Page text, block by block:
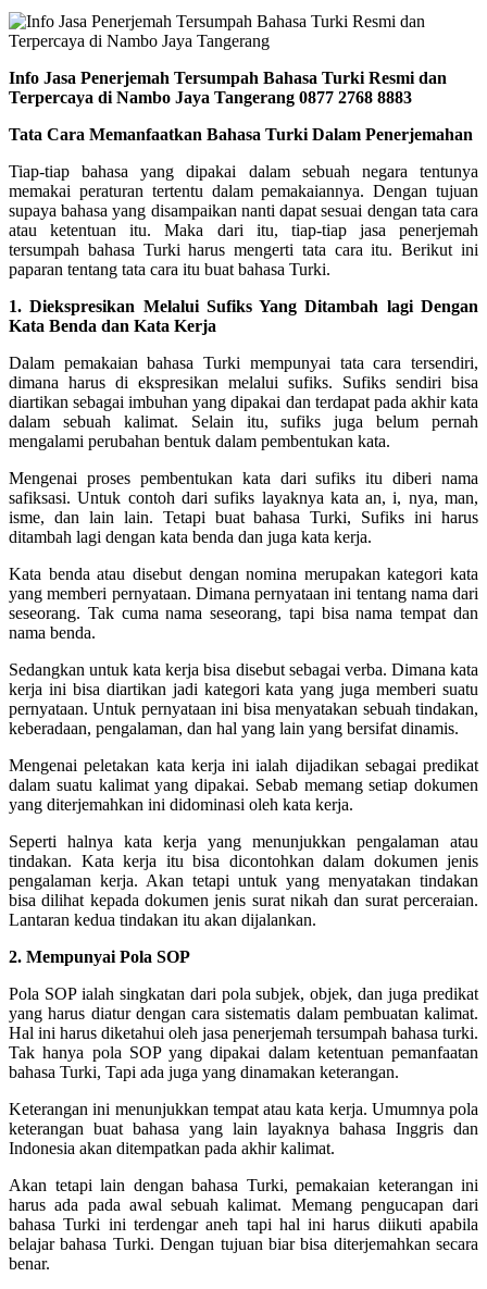
Info Jasa Penerjemah Tersumpah Bahasa Turki Resmi dan
Terpercaya di Nambo Jaya Tangerang 0877 2768 8883
Tata Cara Memanfaatkan Bahasa Turki Dalam Penerjemahan
Tiap-tiap bahasa yang dipakai dalam sebuah negara tentunya
memakai peraturan tertentu dalam pemakaiannya. Dengan tujuan
supaya bahasa yang disampaikan nanti dapat sesuai dengan tata cara
atau ketentuan itu. Maka dari itu, tiap-tiap jasa penerjemah
tersumpah bahasa Turki harus mengerti tata cara itu. Berikut ini
paparan tentang tata cara itu buat bahasa Turki.
1. Diekspresikan Melalui Sufiks Yang Ditambah lagi Dengan
Kata Benda dan Kata Kerja
Dalam pemakaian bahasa Turki mempunyai tata cara tersendiri,
dimana harus di ekspresikan melalui sufiks. Sufiks sendiri bisa
diartikan sebagai imbuhan yang dipakai dan terdapat pada akhir kata
dalam sebuah kalimat. Selain itu, sufiks juga belum pernah
mengalami perubahan bentuk dalam pembentukan kata.
Mengenai proses pembentukan kata dari sufiks itu diberi nama
safiksasi. Untuk contoh dari sufiks layaknya kata an, i, nya, man,
isme, dan lain lain. Tetapi buat bahasa Turki, Sufiks ini harus
ditambah lagi dengan kata benda dan juga kata kerja.
Kata benda atau disebut dengan nomina merupakan kategori kata
yang memberi pernyataan. Dimana pernyataan ini tentang nama dari
seseorang. Tak cuma nama seseorang, tapi bisa nama tempat dan
nama benda.
Sedangkan untuk kata kerja bisa disebut sebagai verba. Dimana kata
kerja ini bisa diartikan jadi kategori kata yang juga memberi suatu
pernyataan. Untuk pernyataan ini bisa menyatakan sebuah tindakan,
keberadaan, pengalaman, dan hal yang lain yang bersifat dinamis.
Mengenai peletakan kata kerja ini ialah dijadikan sebagai predikat
dalam suatu kalimat yang dipakai. Sebab memang setiap dokumen
yang diterjemahkan ini didominasi oleh kata kerja.
Seperti halnya kata kerja yang menunjukkan pengalaman atau
tindakan. Kata kerja itu bisa dicontohkan dalam dokumen jenis
pengalaman kerja. Akan tetapi untuk yang menyatakan tindakan
bisa dilihat kepada dokumen jenis surat nikah dan surat perceraian.
Lantaran kedua tindakan itu akan dijalankan.
2. Mempunyai Pola SOP
Pola SOP ialah singkatan dari pola subjek, objek, dan juga predikat
yang harus diatur dengan cara sistematis dalam pembuatan kalimat.
Hal ini harus diketahui oleh jasa penerjemah tersumpah bahasa turki.
Tak hanya pola SOP yang dipakai dalam ketentuan pemanfaatan
bahasa Turki, Tapi ada juga yang dinamakan keterangan.
Keterangan ini menunjukkan tempat atau kata kerja. Umumnya pola
keterangan buat bahasa yang lain layaknya bahasa Inggris dan
Indonesia akan ditempatkan pada akhir kalimat.
Akan tetapi lain dengan bahasa Turki, pemakaian keterangan ini
harus ada pada awal sebuah kalimat. Memang pengucapan dari
bahasa Turki ini terdengar aneh tapi hal ini harus diikuti apabila
belajar bahasa Turki. Dengan tujuan biar bisa diterjemahkan secara
benar.